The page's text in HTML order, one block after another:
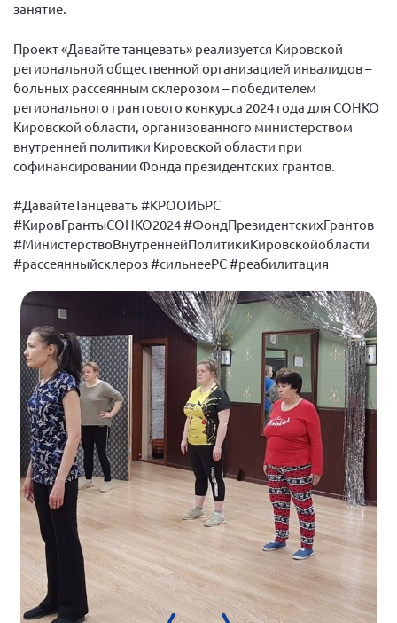
Второй съезд
Третий съезд
Четвертый съезд
Пятый съезд
Шестой съезд
ОФ «Фонд содействия больным рассеянным
склерозом»
Письма и официальные ответы
Нормативно-правовые документы
Методическая литература для НКО
Публичные отчеты
Исследования, аналитика, мнения
Всероссийская онлайн конференция
"Рассеянный склероз. XX лет работы
ОООИБРС" (25-29.08.2020)
Всероссийская конференция-тренинг
"Рассеянный склероз: новые реалии" (26-
29.05.2022)
Общероссийская РС
занятие.
Проект «Давайте танцевать» реализуется Кировской
региональной общественной организацией инвалидов –
больных рассеянным склерозом – победителем
регионального грантового конкурса 2024 года для СОНКО
Кировской области, организованного министерством
внутренней политики Кировской области при
софинансировании Фонда президентских грантов.
#ДавайтеТанцевать #КРООИБРС
#КировГрантыСОНКО2024 #ФондПрезидентскихГрантов
#МинистерствоВнутреннейПолитикиКировскойобласти
#рассеянныйсклероз #сильнееРС #реабилитация